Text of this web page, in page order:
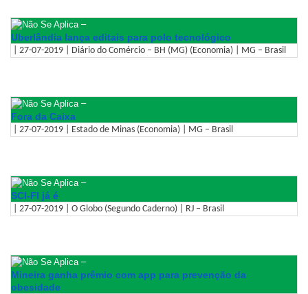
–
Uberlândia lança editais para polo tecnológico
| 27-07-2019 | Diário do Comércio – BH (MG) (Economia) | MG – Brasil
–
Fora da Caixa
| 27-07-2019 | Estado de Minas (Economia) | MG – Brasil
–
SCI-FI já é
| 27-07-2019 | O Globo (Segundo Caderno) | RJ – Brasil
–
Mineira ganha prêmio com app para prevenção da
obesidade